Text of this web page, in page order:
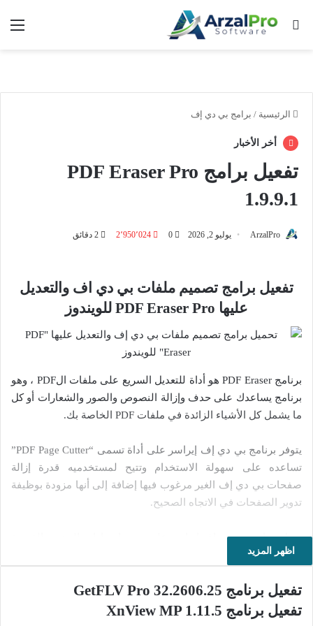
بحث عن
الرئيسية / برامج بي دي إف
أخر الأخبار
تفعيل برامج PDF Eraser Pro
1.9.9.1
ArzalPro يوليو 2, 2026 0 2٬950٬024
تفعيل برامج تصميم ملفات بي دي اف والتعديل
عليها PDF Eraser Pro للويندوز
برنامج PDF Eraser هو أداة للتعديل السريع على ملفات الPDF ، وهو
برنامج يساعدك على حدف وإزالة النصوص والصور والشعارات أو كل
ما يشمل كل الأشياء الزائدة في ملفات PDF الخاصة بك.
يتوفر برنامج بي دي إف إيراسر على أداة تسمى “PDF Page Cutter”
تساعده على سهولة الاستخدام وتتيح لمستخدميه قدرة إزالة
صفحات بي دي إف الغير مرغوب فيها إضافة إلى أنها مزودة بوظيفة
تدوير الصفحات في الاتجاه الصحيح.
يعمل برنامج بي دي إف إيراسر على جميع إصدارات الويندوز القديمة
والحديثة ويتوفر على واجهة بسيطة سهلة وسريعة في الاستخدام .
يحتوي على أي نوع من الفيروسات أو أحصنة طروادة ، كما أنه
يساعدك كذلك على فتح جميع ملفات البي دي إف ؛ فكلنا نعلم أن
اظهر المزيد
تفعيل برنامج GetFLV Pro 32.2606.25
تفعيل برنامج XnView MP 1.11.5